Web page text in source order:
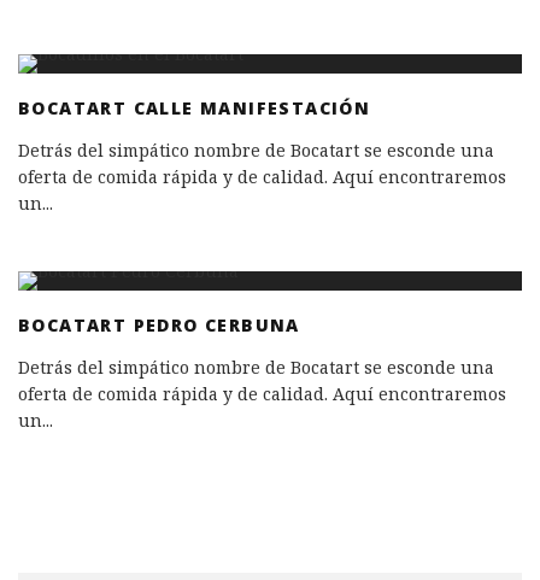
BOCATART CALLE MANIFESTACIÓN
Detrás del simpático nombre de Bocatart se esconde una
oferta de comida rápida y de calidad. Aquí encontraremos
un...
BOCATART PEDRO CERBUNA
Detrás del simpático nombre de Bocatart se esconde una
oferta de comida rápida y de calidad. Aquí encontraremos
un...